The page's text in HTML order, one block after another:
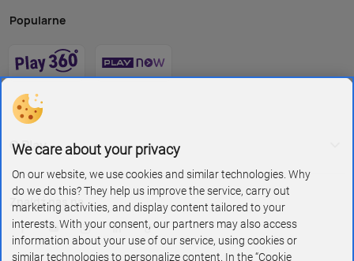
Popularne
O Play
Znajdź nas na
We care about your privacy
On our website, we use cookies and similar technologies. Why
do we do this? They help us improve the service, carry out
marketing activities, and display content tailored to your
interests. With your consent, our partners may also access
information about your use of our service, using cookies or
similar technologies to personalize content. In the “Cookie